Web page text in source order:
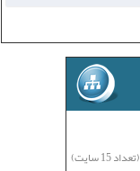
(تعداد 15 سایت)